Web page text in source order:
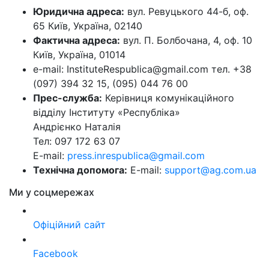
Юридична адреса: вул. Ревуцького 44-б, оф.
65 Київ, Україна, 02140
Фактична адреса: вул. П. Болбочана, 4, оф. 10
Київ, Україна, 01014
e-mail: InstituteRespublica@gmail.com тел. +38
(097) 394 32 15, (095) 044 76 00
Прес-служба: Керівниця комунікаційного
відділу Інституту «Республіка»
Андрієнко Наталія
Тел: 097 172 63 07
E-mail: press.inrespublica@gmail.com
Технічна допомога: E-mail: support@ag.com.ua
Ми у соцмережах
Офіційний сайт
Facebook